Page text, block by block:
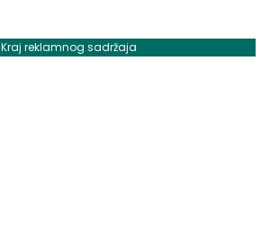
Kraj reklamnog sadržaja